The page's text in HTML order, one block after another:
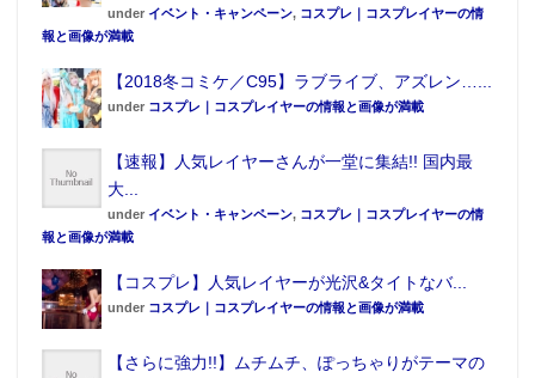
under イベント・キャンペーン, コスプレ｜コスプレイヤーの情
報と画像が満載
【2018冬コミケ／C95】ラブライブ、アズレン…...
under コスプレ｜コスプレイヤーの情報と画像が満載
【速報】人気レイヤーさんが一堂に集結!! 国内最
大...
under イベント・キャンペーン, コスプレ｜コスプレイヤーの情
報と画像が満載
【コスプレ】人気レイヤーが光沢&タイトなバ...
under コスプレ｜コスプレイヤーの情報と画像が満載
【さらに強力!!】ムチムチ、ぽっちゃりがテーマの